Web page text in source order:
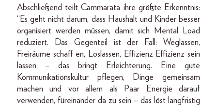
Abschließend teilt Cammarata ihre größte Erkenntnis:
“Es geht nicht darum, dass Haushalt und Kinder besser
organisiert werden müssen, damit sich Mental Load
reduziert. Das Gegenteil ist der Fall: Weglassen,
Freiräume schaff en, Loslassen, Effizienz Effizienz sein
lassen – das bringt Erleichterung. Eine gute
Kommunikationskultur pflegen, Dinge gemeinsam
machen und vor allem als Paar Energie darauf
verwenden, füreinander da zu sein – das löst langfristig